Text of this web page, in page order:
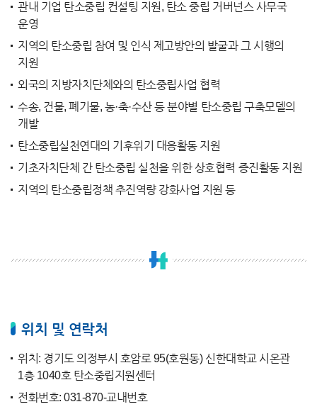
관내 기업 탄소중립 컨설팅 지원, 탄소 중립 거버넌스 사무국
운영
지역의 탄소중립 참여 및 인식 제고방안의 발굴과 그 시행의
지원
외국의 지방자치단체와의 탄소중립사업 협력
수송, 건물, 폐기물, 농·축·수산 등 분야별 탄소중립 구축모델의
개발
탄소중립실천연대의 기후위기 대응활동 지원
기초자치단체 간 탄소중립 실천을 위한 상호협력 증진활동 지원
지역의 탄소중립정책 추진역량 강화사업 지원 등
위치 및 연락처
위치: 경기도 의정부시 호암로 95(호원동) 신한대학교 시온관
1층 1040호 탄소중립지원센터
전화번호: 031-870-교내번호